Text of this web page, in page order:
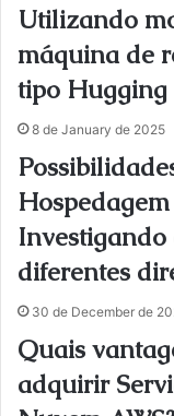
Utilizando
máquina de
tipo Hugging
8 de January de 2025
Investigando
diferentes
30 de December de
Quais
adquirir